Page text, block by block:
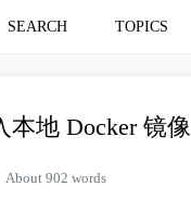
SEARCH TOPICS
本地 Docker 镜像
About 902 words